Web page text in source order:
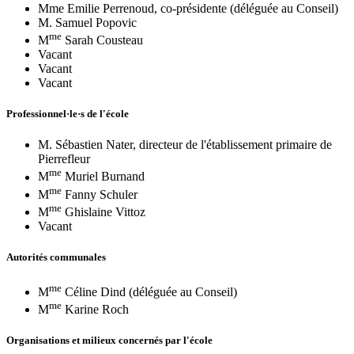
Mme Emilie Perrenoud, co-présidente (déléguée au Conseil)
M. Samuel Popovic
Mme Sarah Cousteau
Vacant
Vacant
Vacant
Professionnel·le·s de l'école
M. Sébastien Nater, directeur de l'établissement primaire de
Pierrefleur
Mme Muriel Burnand
Mme Fanny Schuler
Mme Ghislaine Vittoz
Vacant
Autorités communales
Mme Céline Dind (déléguée au Conseil)
Mme Karine Roch
Organisations et milieux concernés par l'école